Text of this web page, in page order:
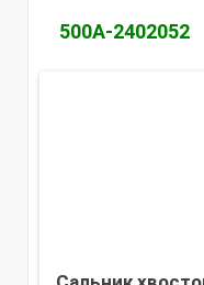
500А-2402052